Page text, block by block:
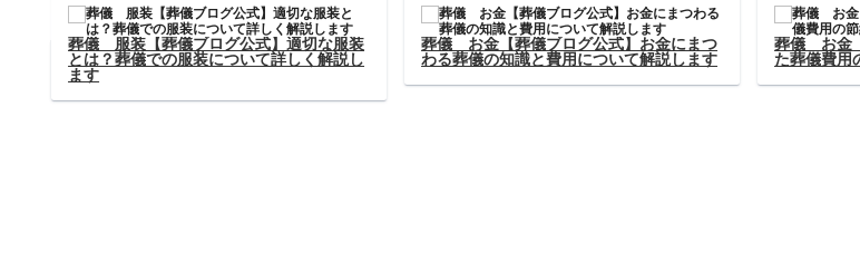
の費用、実際
訳を徹底解
葬儀 お金【葬儀ブログ公式】葬儀にかか
る費用とその支払い方法を解説
葬儀 服装【葬儀ブログ公式】適切な服装
とは？葬儀での服装について詳しく解説し